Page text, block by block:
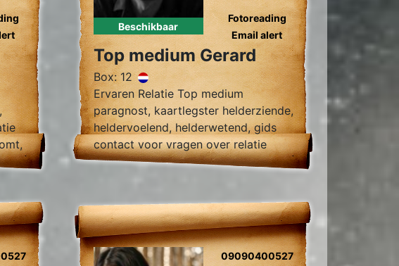
Beschikbaar
Fotoreading
Email alert
Top medium Gerard
Box: 12
Ervaren Relatie Top medium
paragnost, kaartlegster helderziende,
heldervoelend, helderwetend, gids
contact voor vragen over relatie
problemen, tweelingzielen,
09090400527